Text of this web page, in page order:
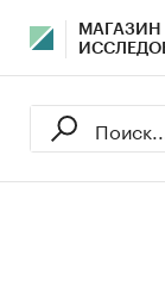
МАГАЗИН